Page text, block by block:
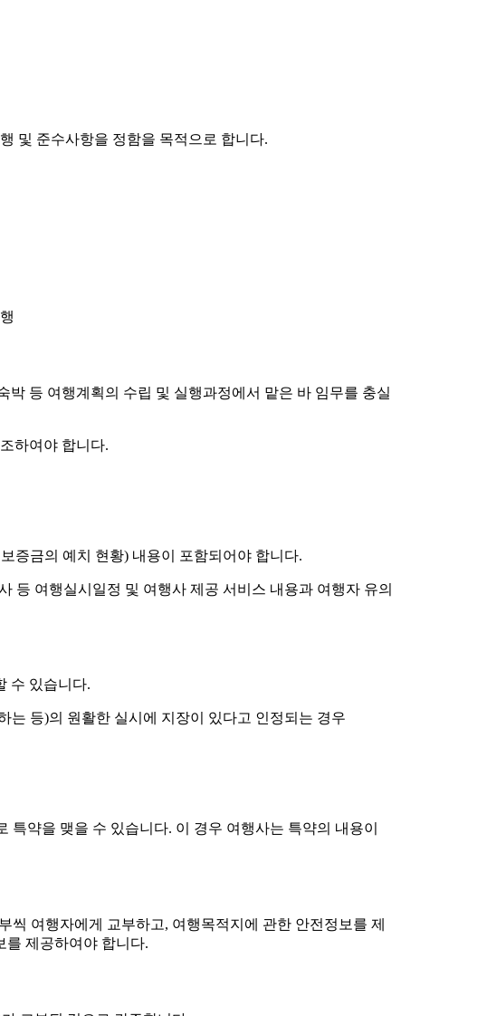
및 준수사항을 정함을 목적으로 합니다.
등 여행계획의 수립 및 실행과정에서 맡은 바 임무를 충실
하여야 합니다.
증금의 예치 현황) 내용이 포함되어야 합니다.
등 여행실시일정 및 여행사 제공 서비스 내용과 여행자 유의
수 있습니다.
는 등)의 원활한 실시에 지장이 있다고 인정되는 경우
약을 맺을 수 있습니다. 이 경우 여행사는 특약의 내용이
여행자에게 교부하고, 여행목적지에 관한 안전정보를 제
를 제공하여야 합니다.